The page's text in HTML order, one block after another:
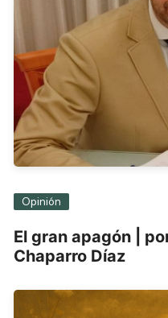
Opinión
El gran apagón |
Chaparro Díaz